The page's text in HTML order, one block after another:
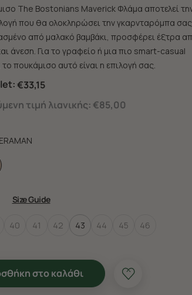
The Bostonians Maverick Φλάμα αποτελεί
που θα ολοκληρώσει την γκαρνταρόμπα
από μαλακό βαμβάκι, προσφέρει έξτρα
άνεση. Για το γραφείο ή μια πιο smart-casual
πουκάμισο αυτό είναι η επιλογή σας.
€33,15
τιμή λιανικής: €85,00
Size Guide
40 41 42 43 44 45 46
στο καλάθι